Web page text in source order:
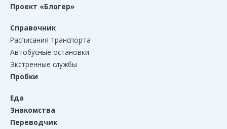
Проект «Блогер»
Справочник
Расписания транспорта
Автобусные остановки
Экстренные службы
Пробки
Еда
Знакомства
Переводчик